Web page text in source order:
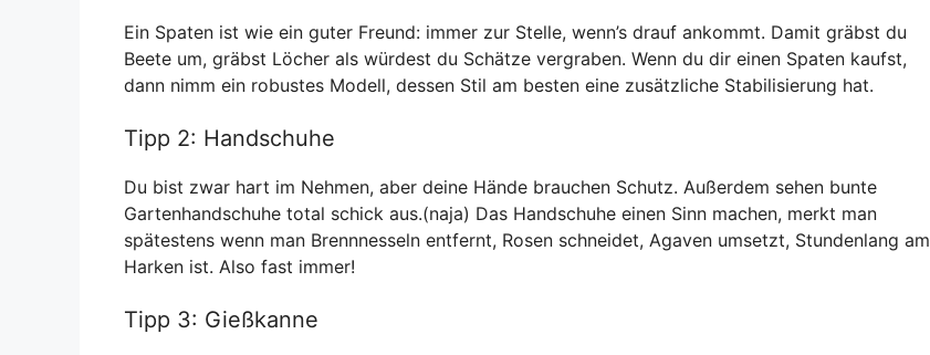
Ein Spaten ist wie ein guter Freund: immer zur Stelle, wenn’s drauf ankommt. Damit gräbst du
Beete um, gräbst Löcher als würdest du Schätze vergraben. Wenn du dir einen Spaten kaufst,
dann nimm ein robustes Modell, dessen Stil am besten eine zusätzliche Stabilisierung hat.
Tipp 2: Handschuhe
Du bist zwar hart im Nehmen, aber deine Hände brauchen Schutz. Außerdem sehen bunte
Gartenhandschuhe total schick aus.(naja) Das Handschuhe einen Sinn machen, merkt man
spätestens wenn man Brennnesseln entfernt, Rosen schneidet, Agaven umsetzt, Stundenlang am
Harken ist. Also fast immer!
Tipp 3: Gießkanne